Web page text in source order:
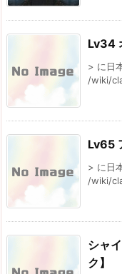
Lv34
> に日
/wiki/
Lv65
> に日
/wiki/
シャ
ク】